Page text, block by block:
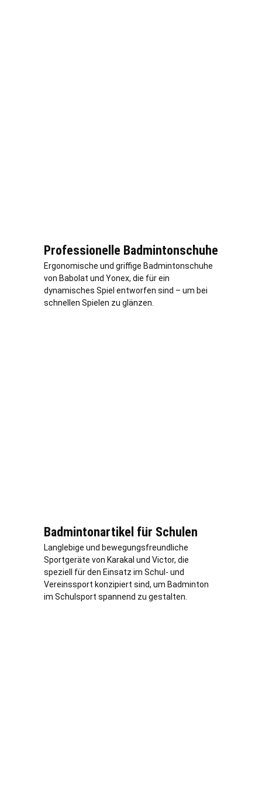
Professionelle Badmintonschuhe
Ergonomische und griffige Badmintonschuhe
von Babolat und Yonex, die für ein
dynamisches Spiel entworfen sind – um bei
schnellen Spielen zu glänzen.
Badmintonartikel für Schulen
Langlebige und bewegungsfreundliche
Sportgeräte von Karakal und Victor, die
speziell für den Einsatz im Schul- und
Vereinssport konzipiert sind, um Badminton
im Schulsport spannend zu gestalten.